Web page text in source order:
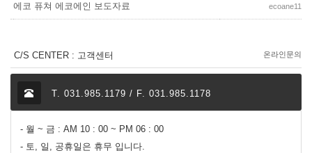
에코 퓨쳐 에코에인 보도자료 ecoane11
C/S CENTER : 고객센터 온라인문의
T. 031.985.1179 / F. 031.985.1178
- 월 ~ 금 : AM 10 : 00 ~ PM 06 : 00
- 토, 일, 공휴일은 휴무 입니다.